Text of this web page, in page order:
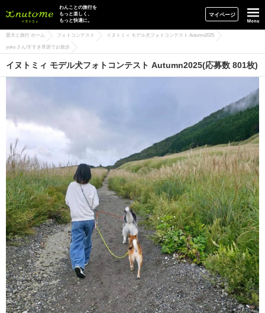
イヌトミィ
わんことの旅行を
もっと楽しく、
もっと快適に。
マイページ
愛犬と旅行 ホーム フォトコンテスト イヌトミィ モデル犬フォトコンテスト Autumn2025
yuko さん/すすき草原でお散歩
イヌトミィ モデル犬フォトコンテスト Autumn2025(応募数 801枚)